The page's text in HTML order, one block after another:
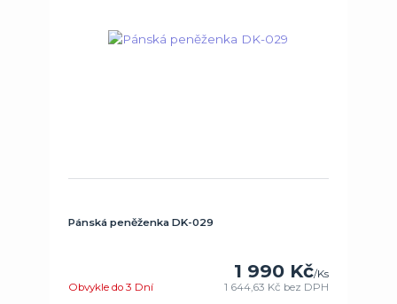
Pánská peněženka DK-029
1 990 Kč/Ks
1 644,63 Kč bez DPH
Obvykle do 3 Dní